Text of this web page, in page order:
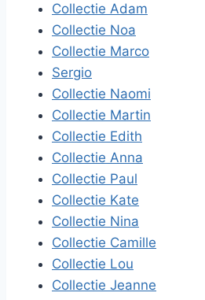
Collectie Adam
Collectie Noa
Collectie Marco
Sergio
Collectie Naomi
Collectie Martin
Collectie Edith
Collectie Anna
Collectie Paul
Collectie Kate
Collectie Nina
Collectie Camille
Collectie Lou
Collectie Jeanne